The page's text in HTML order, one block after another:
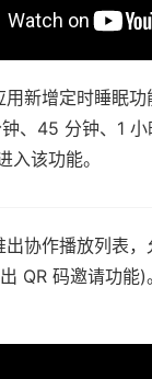
新增定时睡眠
、45 分钟、1
入该功能。
协作播放列表
QR 码邀请功能